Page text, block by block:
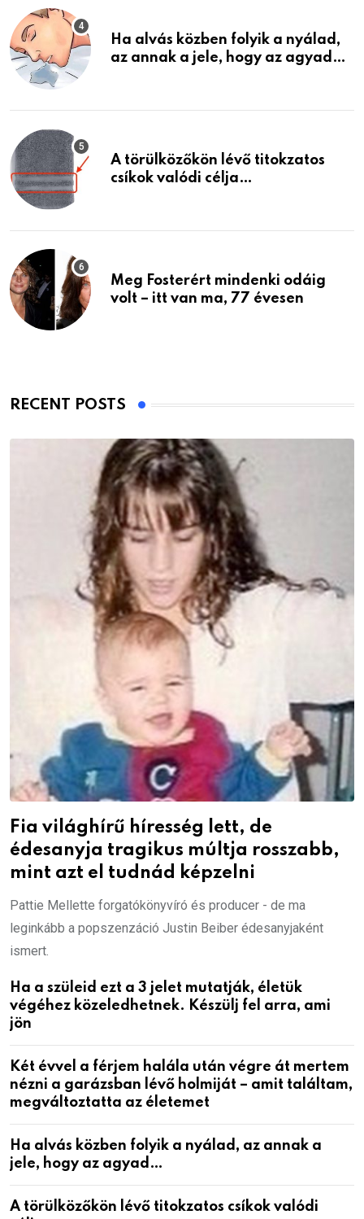
Ha alvás közben folyik a nyálad,
az annak a jele, hogy az agyad…
A törülközőkön lévő titokzatos
csíkok valódi célja…
Meg Fosterért mindenki odáig
volt – itt van ma, 77 évesen
RECENT POSTS
Fia világhírű híresség lett, de
édesanyja tragikus múltja rosszabb,
mint azt el tudnád képzelni
Pattie Mellette forgatókönyvíró és producer - de ma
leginkább a popszenzáció Justin Beiber édesanyjaként
ismert.
Ha a szüleid ezt a 3 jelet mutatják, életük
végéhez közeledhetnek. Készülj fel arra, ami
jön
Két évvel a férjem halála után végre át mertem
nézni a garázsban lévő holmiját – amit találtam,
megváltoztatta az életemet
Ha alvás közben folyik a nyálad, az annak a
jele, hogy az agyad…
A törülközőkön lévő titokzatos csíkok valódi